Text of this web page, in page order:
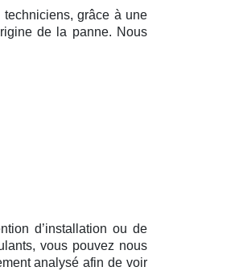
grâce à une
de la panne. Nous
d’installation ou de
vous pouvez nous
analysé afin de voir